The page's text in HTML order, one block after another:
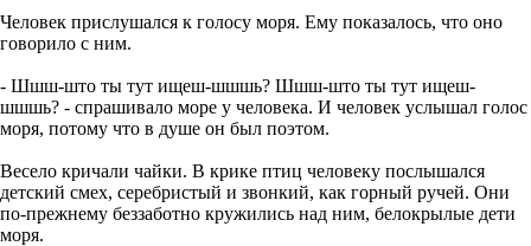
Человек прислушался к голосу моря. Ему показалось, что оно
говорило с ним.
- Шшш-што ты тут ищеш-шшшь? Шшш-што ты тут ищеш-
шшшь? - спрашивало море у человека. И человек услышал голос
моря, потому что в душе он был поэтом.
Весело кричали чайки. В крике птиц человеку послышался
детский смех, серебристый и звонкий, как горный ручей. Они
по-прежнему беззаботно кружились над ним, белокрылые дети
моря.